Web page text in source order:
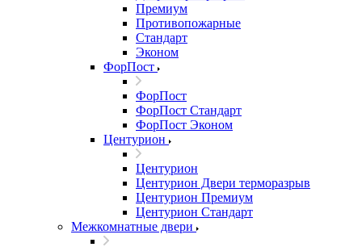
Премиум
Противопожарные
Стандарт
Эконом
ФорПост
ФорПост
ФорПост Стандарт
ФорПост Эконом
Центурион
Центурион
Центурион Двери терморазрыв
Центурион Премиум
Центурион Стандарт
Межкомнатные двери